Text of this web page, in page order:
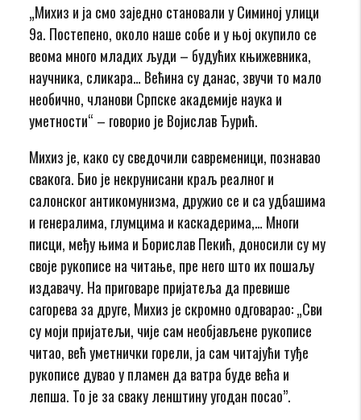
„Михиз и ја смо заједно становали у Симиној улици
9а. Постепено, около наше собе и у њој окупило се
веома много младих људи – будућих књижевника,
научника, сликара… Већина су данас, звучи то мало
необично, чланови Српске академије наука и
уметности“ – говорио је Војислав Ђурић.
Михиз је, како су сведочили савременици, познавао
свакога. Био је некрунисани краљ реалног и
салонског антикомунизма, дружио се и са удбашима
и генералима, глумцима и каскадерима,… Многи
писци, међу њима и Борислав Пекић, доносили су му
своје рукописе на читање, пре него што их пошаљу
издавачу. На приговаре пријатеља да превише
сагорева за друге, Михиз је скромно одговарао: „Сви
су моји пријатељи, чије сам необјављене рукописе
читао, већ уметнички горели, ја сам читајући туђе
рукописе дувао у пламен да ватра буде већа и
лепша. То је за сваку ленштину угодан посао”.